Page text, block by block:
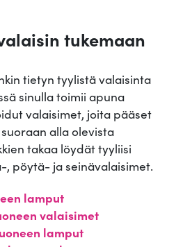
tukemaan
tietyn tyylistä valaisinta
sinulla toimii apuna
valaisimet, joita pääset
alla olevista
takaa löydät tyyliisi
pöytä- ja seinävalaisimet.
lamput
valaisimet
lamput